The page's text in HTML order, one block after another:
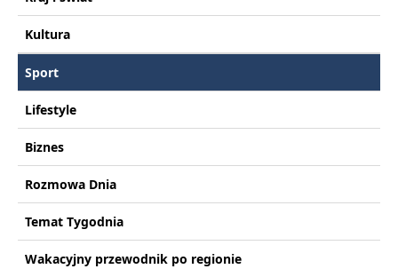
Kultura
Sport
Lifestyle
Biznes
Rozmowa Dnia
Temat Tygodnia
Wakacyjny przewodnik po regionie